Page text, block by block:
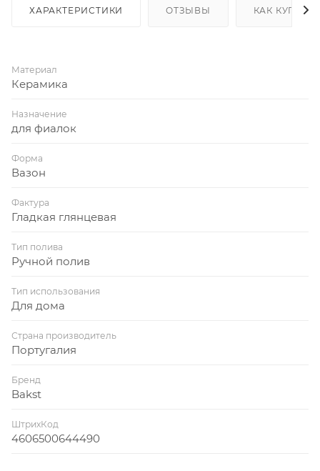
ХАРАКТЕРИСТИКИ ОТЗЫВЫ КАК КУПИТЬ
Материал
Керамика
Назначение
для фиалок
Форма
Вазон
Фактура
Гладкая глянцевая
Тип полива
Ручной полив
Тип использования
Для дома
Страна производитель
Португалия
Бренд
Bakst
ШтрихКод
4606500644490